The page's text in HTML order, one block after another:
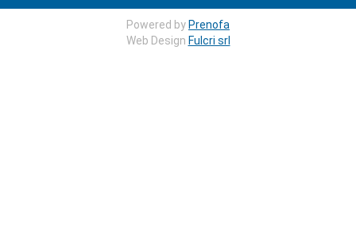
Powered by Prenofa
Web Design Fulcri srl